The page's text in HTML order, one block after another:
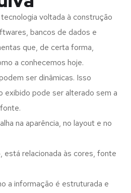
voltada à construção
bancos de dados e
que, de certa forma,
a conhecemos hoje.
ser dinâmicas. Isso
exibido pode ser alterado sem a
na aparência, no layout e no
está relacionada às cores, fonte
a informação é estruturada e